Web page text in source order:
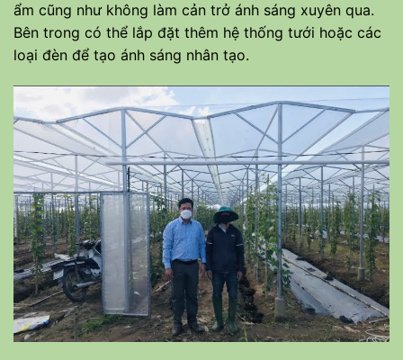
ẩm cũng như không làm cản trở ánh sáng xuyên qua.
Bên trong có thể lắp đặt thêm hệ thống tưới hoặc các
loại đèn để tạo ánh sáng nhân tạo.